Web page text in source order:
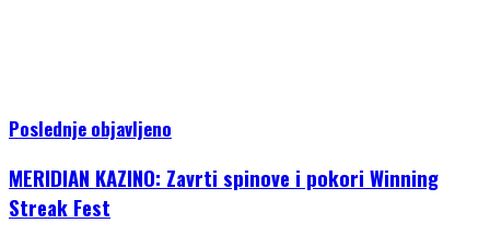
Poslednje objavljeno
MERIDIAN KAZINO: Zavrti spinove i pokori Winning
Streak Fest